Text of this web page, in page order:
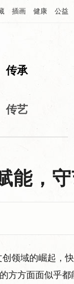
插画 健康 公益
传承
传艺
能，
创领域的崛起，
方面面似乎都